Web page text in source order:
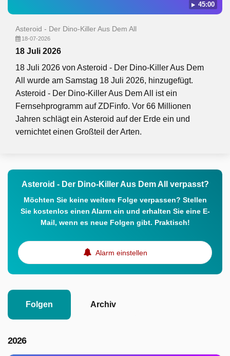
45:00
Asteroid - Der Dino-Killer Aus Dem All
18-07-2026
18 Juli 2026
18 Juli 2026 von Asteroid - Der Dino-Killer Aus Dem
All wurde am Samstag 18 Juli 2026, hinzugefügt.
Asteroid - Der Dino-Killer Aus Dem All ist ein
Fernsehprogramm auf ZDFinfo. Vor 66 Millionen
Jahren schlägt ein Asteroid auf der Erde ein und
vernichtet einen Großteil der Arten.
Asteroid - Der Dino-Killer Aus Dem All verpasst?
Möchten Sie keine weitere Folge verpassen? Stellen
Sie kostenlos einen Alarm ein und erhalten Sie eine E-
Mail, wenn es neue Folgen gibt. Praktisch!
Alarm einstellen
Folgen Archiv
2026